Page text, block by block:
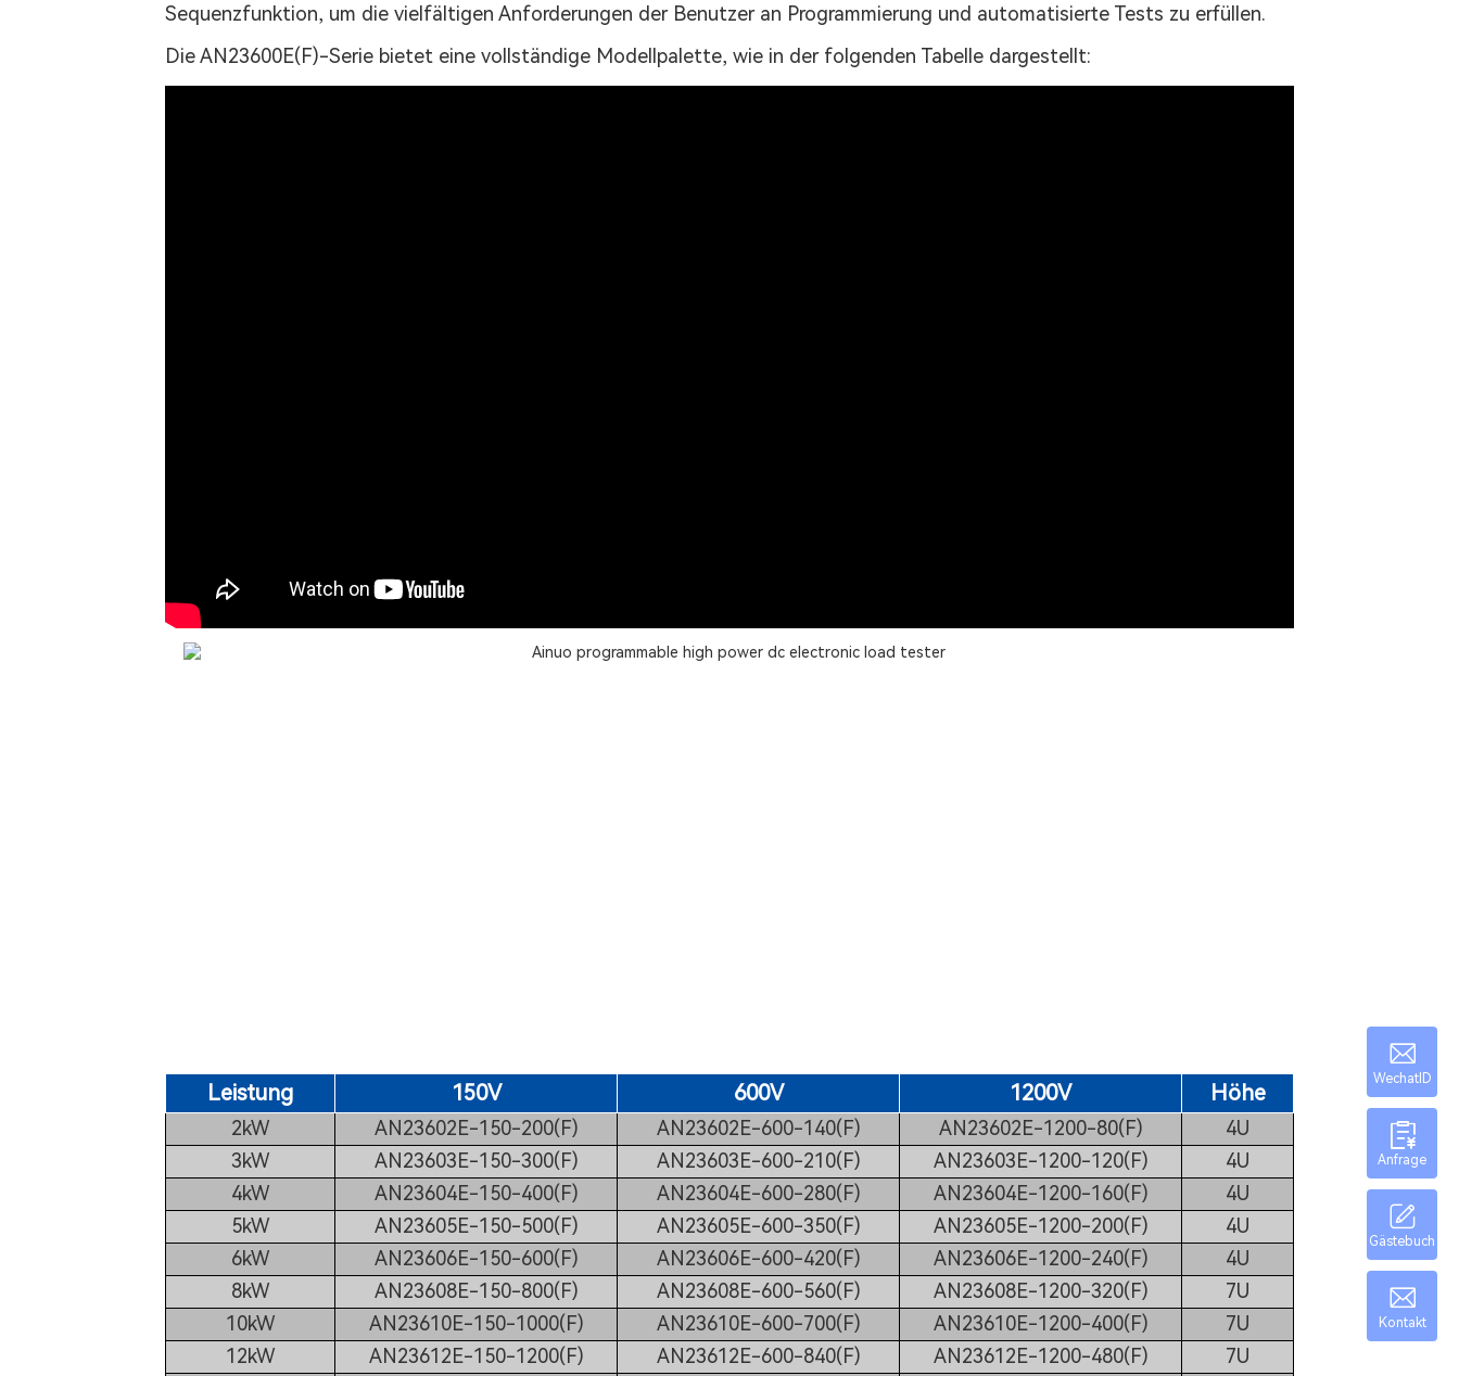
Sequenzfunktion, um die vielfältigen Anforderungen der Benutzer an Programmierung und automatisierte Tests zu erfüllen.
Die AN23600E(F)-Serie bietet eine vollständige Modellpalette, wie in der folgenden Tabelle dargestellt:
Leistung 150V 600V 1200V Höhe
2kW AN23602E-150-200(F) AN23602E-600-140(F) AN23602E-1200-80(F)
4U
3kW
AN23603E-150-300(F) AN23603E-600-210(F) AN23603E-1200-120(F)
4U
4kW
AN23604E-150-400(F) AN23604E-600-280(F) AN23604E-1200-160(F)
4U
5kW
AN23605E-150-500(F) AN23605E-600-350(F) AN23605E-1200-200(F)
4U
6kW
AN23606E-150-600(F) AN23606E-600-420(F) AN23606E-1200-240(F)
4U
8kW
AN23608E-150-800(F) AN23608E-600-560(F) AN23608E-1200-320(F)
7U
10kW
AN23610E-150-1000(F) AN23610E-600-700(F) AN23610E-1200-400(F)
7U
12kW
AN23612E-150-1200(F) AN23612E-600-840(F) AN23612E-1200-480(F)
7U
WechatID
Anfrage
Gästebuch
Kontakt